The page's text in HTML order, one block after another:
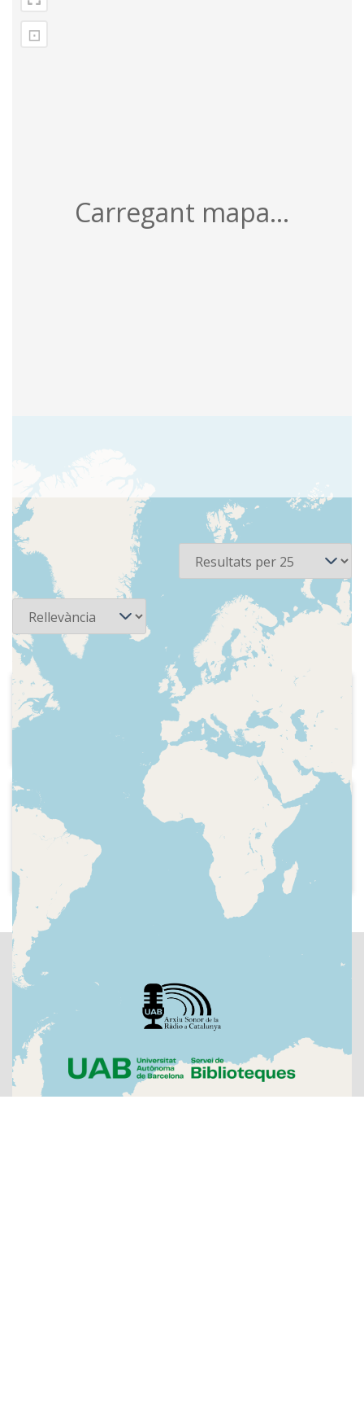
⊡
Carregant mapa...
2 recursos Per pàgina
Ordena
Cadena SER - Así es la vida
Conversa amb un toxicòman
1986-12
Cadena SER - Así es la vida
Avís que seguidament una vident dirà el
número de la rifa que tocarà